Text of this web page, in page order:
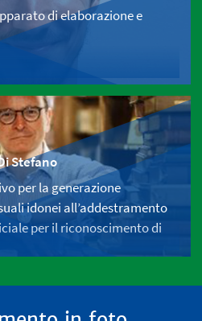
di elaborazione e
Stefano
per la generazione
idonei all’addestramento
per il riconoscimento di